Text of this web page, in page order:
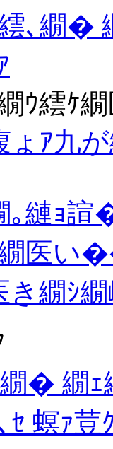
､繝�
ｳ繧ｹ
ょｱ九
｡縺ｮ
繝医い
き繝ｼ
� 繝ｪ
ｾ 螟ｧ